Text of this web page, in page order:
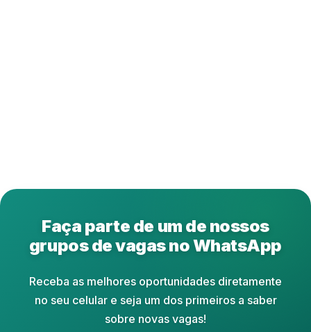
Faça parte de um de nossos
grupos de vagas no WhatsApp
Receba as melhores oportunidades diretamente
no seu celular e seja um dos primeiros a saber
sobre novas vagas!